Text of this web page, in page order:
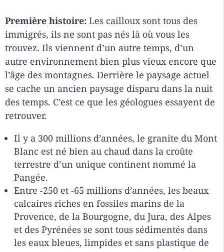
Première histoire: Les cailloux sont tous des
immigrés, ils ne sont pas nés là où vous les
trouvez. Ils viennent d’un autre temps, d’un
autre environnement bien plus vieux encore que
l’âge des montagnes. Derrière le paysage actuel
se cache un ancien paysage disparu dans la nuit
des temps. C’est ce que les géologues essayent de
retrouver.
Il y a 300 millions d’années, le granite du Mont
Blanc est né bien au chaud dans la croûte
terrestre d’un unique continent nommé la
Pangée.
Entre -250 et -65 millions d’années, les beaux
calcaires riches en fossiles marins de la
Provence, de la Bourgogne, du Jura, des Alpes
et des Pyrénées se sont tous sédimentés dans
les eaux bleues, limpides et sans plastique de